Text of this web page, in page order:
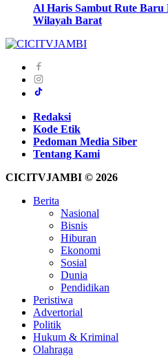
Al Haris Sambut Rute
Wilayah Barat
Redaksi
Kode Etik
Pedoman Media Siber
Tentang Kami
CICITVJAMBI © 2026
Berita
Nasional
Bisnis
Hiburan
Ekonomi
Sosial
Dunia
Pendidikan
Peristiwa
Advertorial
Politik
Hukum & Kriminal
Olahraga